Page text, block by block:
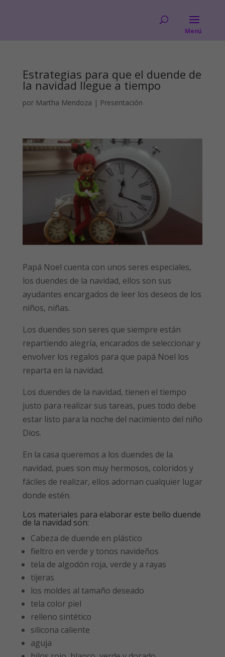
Estrategias para que el duende de
la navidad llegue a tiempo
por Martha Mendoza | Presentación
Papá Noel cuenta con unos seres especiales,
los duendes de la navidad, ellos son sus
ayudantes encargados de leer los deseos de los
niños, niñas.
Los duendes son seres que siempre están
repartiendo alegría, encarados de seleccionar y
envolver los regalos para que papá Noel los
reparta en la navidad.
Los duendes de la navidad, tienen el tiempo
justo para realizar sus tareas, pues todo debe
estar listo para la noche del nacimiento del niño
Dios.
En la casa queremos a los duendes de la
navidad, pues son muy hermosos, coloridos y
fáciles de realizar, ellos adornan cualquier lugar
donde estén.
Los materiales para elaborar este bello duende
de la navidad son:
Cabeza de duende en plástico
fieltro en verde y tonos navideños
tela de algodón roja, verde y a rayas
tijeras
los moldes al tamaño deseado
tela color piel
relleno sintético
silicona caliente
aguja